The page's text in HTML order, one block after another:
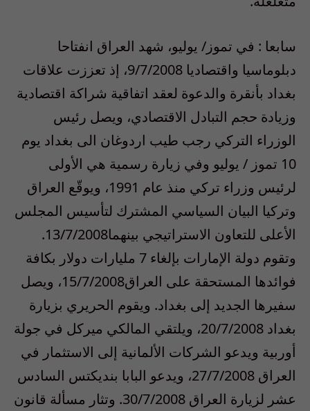
سابعا : في تموز/ يوليو، شهد العراق انفتاحا
دبلوماسيا واقتصاديا 9/7/2008، إذ تعززت علاقات
بغداد بأنقرة والدعوة لعقد اتفاقية شراكة اقتصادية
وزيادة حجم التبادل الاقتصادي، ويصل رئيس
الوزراء التركي رجب طيب اردوغان الى بغداد يوم
10 تموز / يوليو وفي زيارة رسمية هي الأولى
لرئيس وزراء تركي منذ عام 1991، ويوقّع العراق
وتركيا البيان السياسي المشترك لتأسيس المجلس
الأعلى للتعاون الاستراتيجي بينهما13/7/2008.
وتقوم دولة الإمارات بإلغاء 7 مليارات دولار بكافة
فوائدها المستحقة على العراق15/7/2008، ويصل
سفيرها الجديد إلى بغداد. ويقوم الحريري بزيارة
بغداد 20/7/2008، ويلتقي المالكي ميركل في جولة
أوربية ويدعو الشركات الألمانية إلى الاستثمار في
العراق 27/7/2008، ويدعو البابا بنديكتس السادس
عشر لزيارة العراق 30/7/2008. وتثار مسألة قانون